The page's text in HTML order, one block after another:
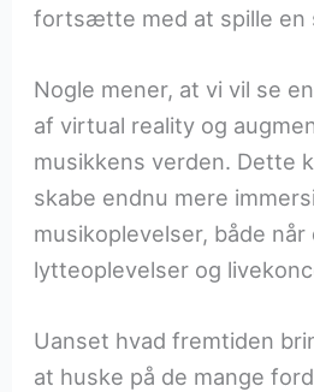
fortsætte med at spille en
Nogle mener, at vi vil se
af virtual reality og
musikkens verden. Dette
skabe endnu mere
musikoplevelser, både
lytteoplevelser og
Uanset hvad fremtiden
at huske på de mange